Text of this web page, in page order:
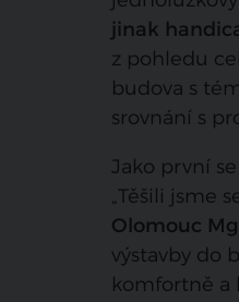
jinak
z pohledu
budova s
srovnání s
Jako první
„Těšili jsme
Olomouc
výstavby do
komfortně a